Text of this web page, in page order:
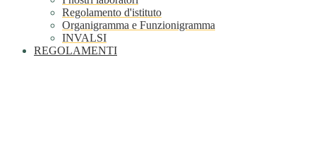
Regolamento d'istituto
Organigramma e Funzionigramma
INVALSI
REGOLAMENTI